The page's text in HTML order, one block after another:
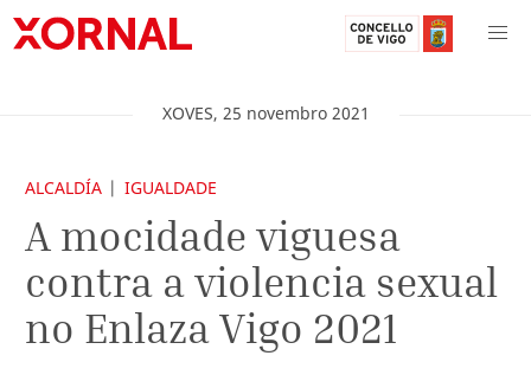
XOVES, 25 novembro 2021
ALCALDÍA IGUALDADE
A mocidade viguesa
contra a violencia sexual
no Enlaza Vigo 2021